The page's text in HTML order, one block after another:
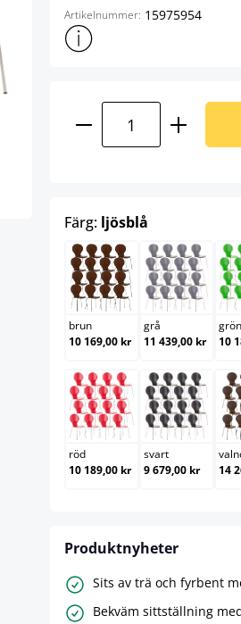
Artikelnummer: 15975954
Visa mer produktinformation
Färg: ljösblå
brun
brun
10 169,00 kr
grå
grå
11 439,00 kr
grön
10
röd
röd
10 189,00 kr
svart
svart
9 679,00 kr
14
Produktnyheter
Sits av trä och fyrbent
Bekväm sittställning